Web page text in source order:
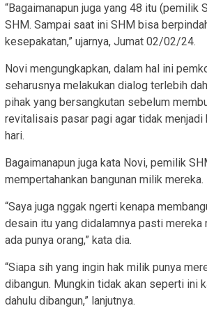
“Bagaimanapun juga yang 48 itu (pemilik
SHM. Sampai saat ini SHM bisa
kesepakatan,” ujarnya, Jumat 02/02/24.
Novi mengungkapkan, dalam hal ini
seharusnya melakukan dialog terlebih
pihak yang bersangkutan sebelum
revitalisais pasar pagi agar tidak
hari.
Bagaimanapun juga kata Novi, pemilik
mempertahankan bangunan milik mereka.
“Saya juga nggak ngerti kenapa
desain itu yang didalamnya pasti mereka
ada punya orang,” kata dia.
“Siapa sih yang ingin hak milik punya
dibangun. Mungkin tidak akan seperti ini
dahulu dibangun,” lanjutnya.